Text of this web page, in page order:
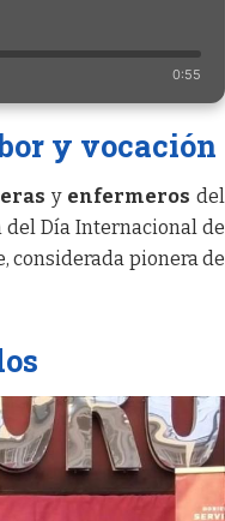
0:55
y vocación
y enfermeros del
Día Internacional de
considerada pionera de